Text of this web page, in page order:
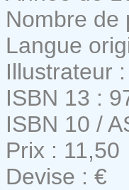
Nombre de
Langue
Illustrateur
ISBN 13 :
ISBN 10 /
Prix : 11,50
Devise : €